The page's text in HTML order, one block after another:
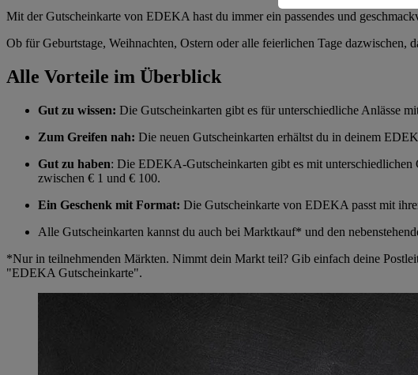
Mit der Gutscheinkarte von EDEKA hast du immer ein passendes und
Ob für Geburtstage, Weihnachten, Ostern oder alle feierlichen Tage
Alle Vorteile im Überblick
Gut zu wissen: Die Gutscheinkarten gibt es für unterschiedliche Anlässe
Zum Greifen nah: Die neuen Gutscheinkarten erhältst du in deinem
Gut zu haben: Die EDEKA-Gutscheinkarten gibt es mit unterschiedlichen
zwischen € 1 und € 100.
Ein Geschenk mit Format: Die Gutscheinkarte von EDEKA passt mit
Alle Gutscheinkarten kannst du auch bei Marktkauf* und den
*Nur in teilnehmenden Märkten. Nimmt dein Markt teil? Gib einfach deine
"EDEKA Gutscheinkarte".